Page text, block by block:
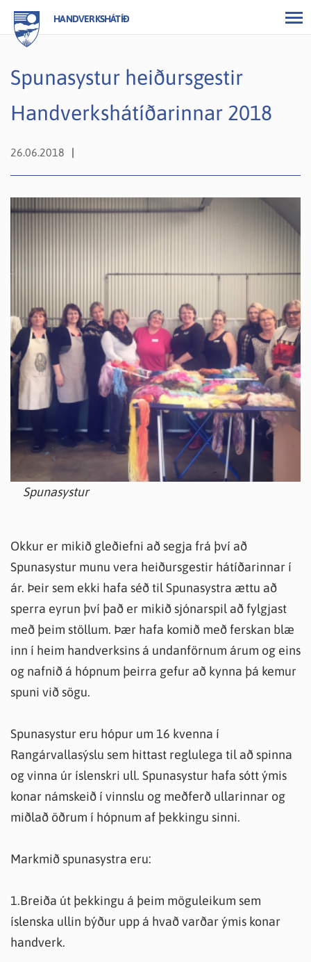
HANDVERKSHÁTÍÐ
Spunasystur heiðursgestir
Handverkshátíðarinnar 2018
26.06.2018
Spunasystur
Okkur er mikið gleðiefni að segja frá því að
Spunasystur munu vera heiðursgestir hátíðarinnar í
ár. Þeir sem ekki hafa séð til Spunasystra ættu að
sperra eyrun því það er mikið sjónarspil að fylgjast
með þeim stöllum. Þær hafa komið með ferskan blæ
inn í heim handverksins á undanförnum árum og eins
og nafnið á hópnum þeirra gefur að kynna þá kemur
spuni við sögu.
Spunasystur eru hópur um 16 kvenna í
Rangárvallasýslu sem hittast reglulega til að spinna
og vinna úr íslenskri ull. Spunasystur hafa sótt ýmis
konar námskeið í vinnslu og meðferð ullarinnar og
miðlað öðrum í hópnum af þekkingu sinni.
Markmið spunasystra eru:
1.Breiða út þekkingu á þeim möguleikum sem
íslenska ullin býður upp á hvað varðar ýmis konar
handverk.